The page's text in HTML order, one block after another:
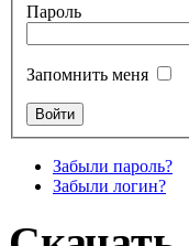
Пароль
Запомнить меня
Забыли пароль?
Забыли логин?